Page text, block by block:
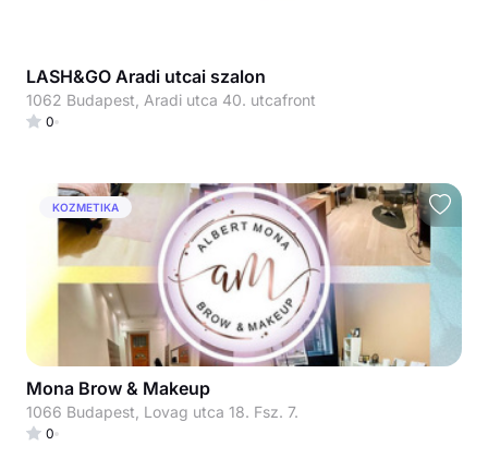
LASH&GO Aradi utcai szalon
1062 Budapest, Aradi utca 40. utcafront
0
KOZMETIKA
Mona Brow & Makeup
1066 Budapest, Lovag utca 18. Fsz. 7.
0